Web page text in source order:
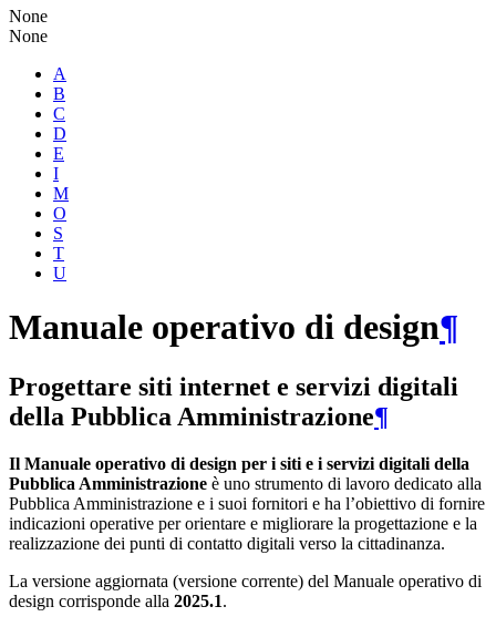
None
None
A
B
C
D
E
I
M
O
S
T
U
Manuale operativo di design¶
Progettare siti internet e servizi digitali
della Pubblica Amministrazione¶
Il Manuale operativo di design per i siti e i servizi digitali della
Pubblica Amministrazione è uno strumento di lavoro dedicato alla
Pubblica Amministrazione e i suoi fornitori e ha l’obiettivo di fornire
indicazioni operative per orientare e migliorare la progettazione e la
realizzazione dei punti di contatto digitali verso la cittadinanza.
La versione aggiornata (versione corrente) del Manuale operativo di
design corrisponde alla 2025.1.